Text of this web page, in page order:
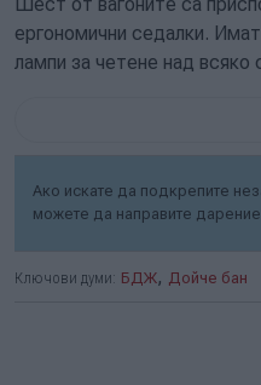
ергономични седалки.
лампи за четене над
Ако искате да подкрепите
можете да направите дарение
Ключови думи: БДЖ, Дойче бан